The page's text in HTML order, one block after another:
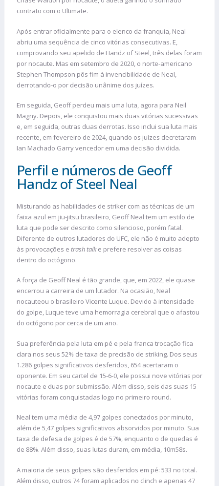
contrato com o Ultimate.
Após entrar oficialmente para o elenco da franquia, Neal
abriu uma sequência de cinco vitórias consecutivas. E,
comprovando seu apelido de Handz of Steel, três delas foram
por nocaute. Mas em setembro de 2020, o norte-americano
Stephen Thompson pôs fim à invencibilidade de Neal,
derrotando-o por decisão unânime dos juízes.
Em seguida, Geoff perdeu mais uma luta, agora para Neil
Magny. Depois, ele conquistou mais duas vitórias sucessivas
e, em seguida, outras duas derrotas. Isso inclui sua luta mais
recente, em fevereiro de 2024, quando os juízes decretaram
Ian Machado Garry vencedor em uma decisão dividida.
Perfil e números de Geoff
Handz of Steel Neal
Misturando as habilidades de striker com as técnicas de um
faixa azul em jiu-jitsu brasileiro, Geoff Neal tem um estilo de
luta que pode ser descrito como silencioso, porém fatal.
Diferente de outros lutadores do UFC, ele não é muito adepto
às provocações e trash talke prefere resolver as coisas
dentro do octógono.
A força de Geoff Neal é tão grande, que, em 2022, ele quase
encerrou a carreira de um lutador. Na ocasião, Neal
nocauteou o brasileiro Vicente Luque. Devido à intensidade
do golpe, Luque teve uma hemorragia cerebral que o afastou
do octógono por cerca de um ano.
Sua preferência pela luta em pé e pela franca trocação fica
clara nos seus 52% de taxa de precisão de striking. Dos seus
1.286 golpes significativos desferidos, 654 acertaram o
oponente. Em seu cartel de 15-6-0, ele possui nove vitórias por
nocaute e duas por submissão. Além disso, seis das suas 15
vitórias foram conquistadas logo no primeiro round.
Neal tem uma média de 4,97 golpes conectados por minuto,
além de 5,47 golpes significativos absorvidos por minuto. Sua
taxa de defesa de golpes é de 57%, enquanto o de quedas é
de 88%. Além disso, suas lutas duram, em média, 10m58s.
A maioria de seus golpes são desferidos em pé: 533 no total.
Além disso, outros 74 foram aplicados no clinch e apenas 47